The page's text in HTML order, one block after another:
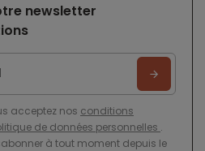
newsletter
acceptez nos conditions
de données personnelles .
à tout moment depuis le